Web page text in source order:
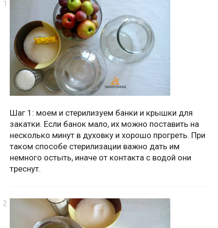
Шаг 1: моем и стерилизуем банки и крышки для
закатки. Если банок мало, их можно поставить на
несколько минут в духовку и хорошо прогреть. При
таком способе стерилизации важно дать им
немного остыть, иначе от контакта с водой они
треснут.